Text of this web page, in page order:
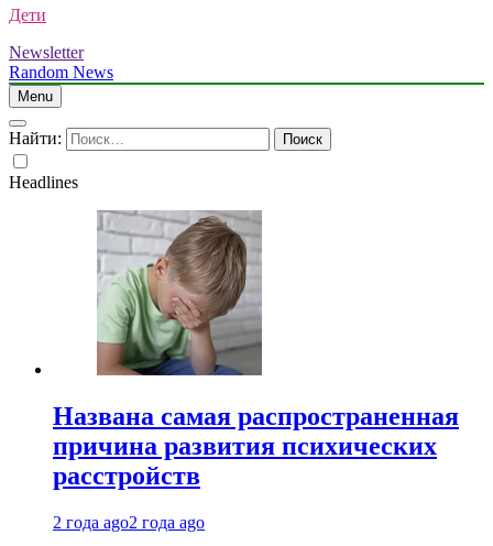
Дети
Newsletter
Random News
Menu
Найти:
Headlines
Названа самая распространенная
причина развития психических
расстройств
2 года ago2 года ago